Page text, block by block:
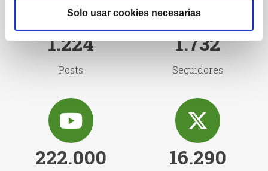
Solo usar cookies necesarias
1.224
Posts
1.732
Seguidores
222.000 16.290